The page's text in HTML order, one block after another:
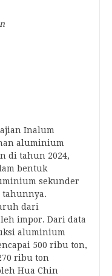
Inalum
aluminium
di tahun 2024,
bentuk
sekunder
tahunnya.
dari
impor. Dari data
aluminium
500 ribu ton,
ribu ton
Hua Chin